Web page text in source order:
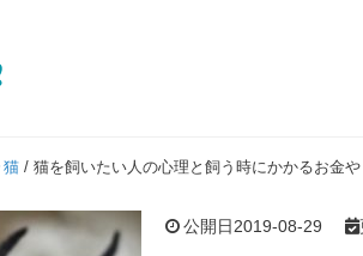
猫 / 猫を飼いたい人の心理と飼う時にかかるお金
公開日2019-08-29